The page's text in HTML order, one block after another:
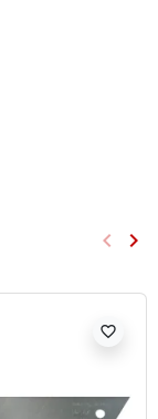
keyboard_arrow_left keyboard_arrow_right
favorite_border